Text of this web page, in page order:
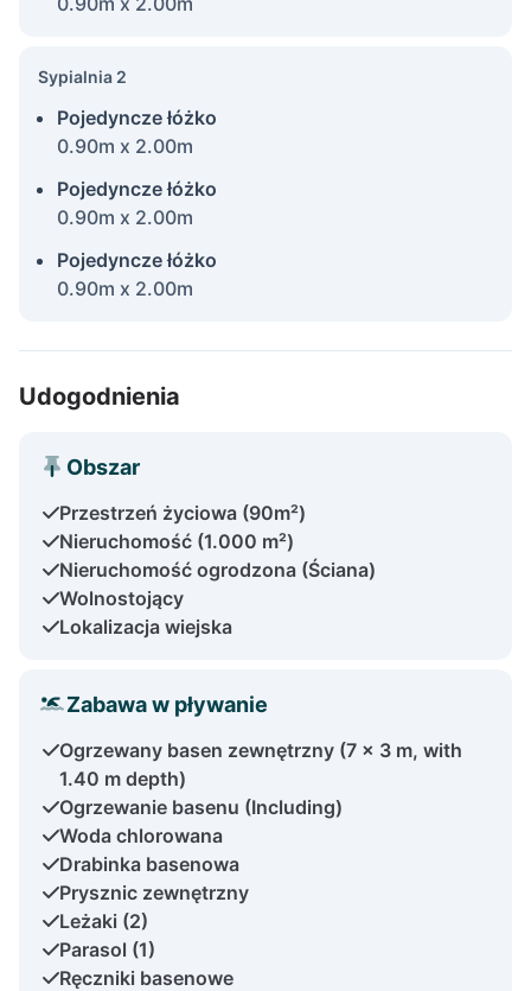
Sypialnia 2
Pojedyncze łóżko
0.90m x 2.00m
Pojedyncze łóżko
0.90m x 2.00m
Pojedyncze łóżko
0.90m x 2.00m
Udogodnienia
Obszar
Przestrzeń życiowa (90m²)
Nieruchomość (1.000 m²)
Nieruchomość ogrodzona (Ściana)
Wolnostojący
Lokalizacja wiejska
Zabawa w pływanie
Ogrzewany basen zewnętrzny (7 x 3 m, with
1.40 m depth)
Ogrzewanie basenu (Including)
Woda chlorowana
Drabinka basenowa
Prysznic zewnętrzny
Leżaki (2)
Parasol (1)
Ręczniki basenowe